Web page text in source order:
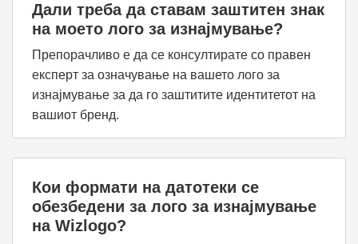
Дали треба да ставам заштитен знак
на моето лого за изнајмување?
Препорачливо е да се консултирате со правен
експерт за означување на вашето лого за
изнајмување за да го заштитите идентитетот на
вашиот бренд.
Кои формати на датотеки се
обезбедени за лого за изнајмување
на Wizlogo?